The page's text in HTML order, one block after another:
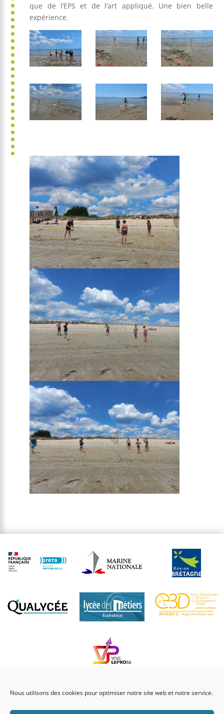
Nous utilisons des cookies pour optimiser notre site web et notre service.
que de l’EPS et de l’art appliqué. Une bien belle
expérience.